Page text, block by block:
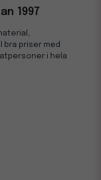
1997
priser med
i hela